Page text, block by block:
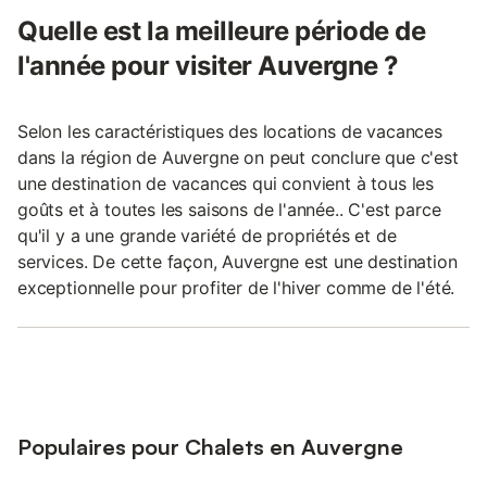
Quelle est la meilleure période de
l'année pour visiter Auvergne ?
Selon les caractéristiques des locations de vacances
dans la région de Auvergne on peut conclure que c'est
une destination de vacances qui convient à tous les
goûts et à toutes les saisons de l'année.. C'est parce
qu'il y a une grande variété de propriétés et de
services. De cette façon, Auvergne est une destination
exceptionnelle pour profiter de l'hiver comme de l'été.
Populaires pour Chalets en Auvergne